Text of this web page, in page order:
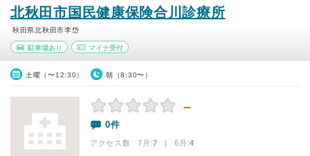
北秋田市国民健康保険合川診療所
秋田県北秋田市李岱
駐車場あり マイナ受付
土曜（〜12:30） 朝（8:30〜）
－
0件
アクセス数 7月:7 | 6月:4